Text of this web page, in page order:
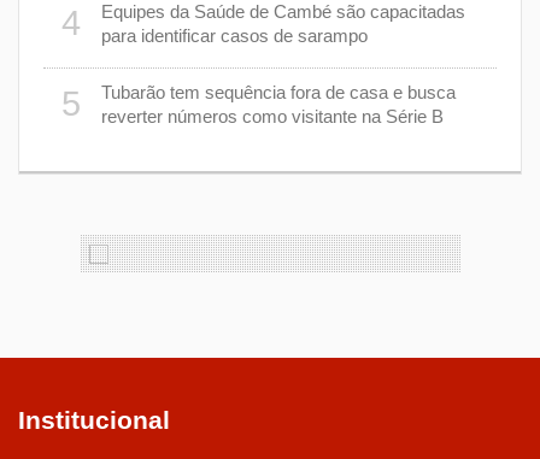
4
Equipes da Saúde de Cambé são capacitadas
para identificar casos de sarampo
5
Tubarão tem sequência fora de casa e busca
reverter números como visitante na Série B
Institucional